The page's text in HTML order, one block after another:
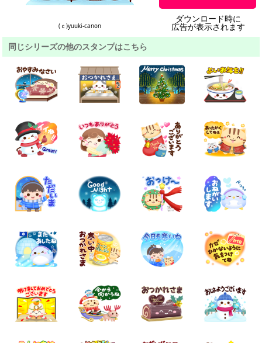
(ｃ)yuuki-canon
ダウンロード時に
広告が表示されます
同じシリーズの他のスタンプはこちら